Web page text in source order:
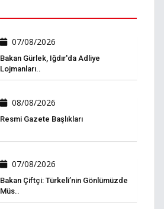
07/08/2026
Bakan Gürlek, Iğdır'da Adliye
Lojmanları..
08/08/2026
Resmi Gazete Başlıkları
07/08/2026
Bakan Çiftçi: Türkeli’nin Gönlümüzde
Müs..